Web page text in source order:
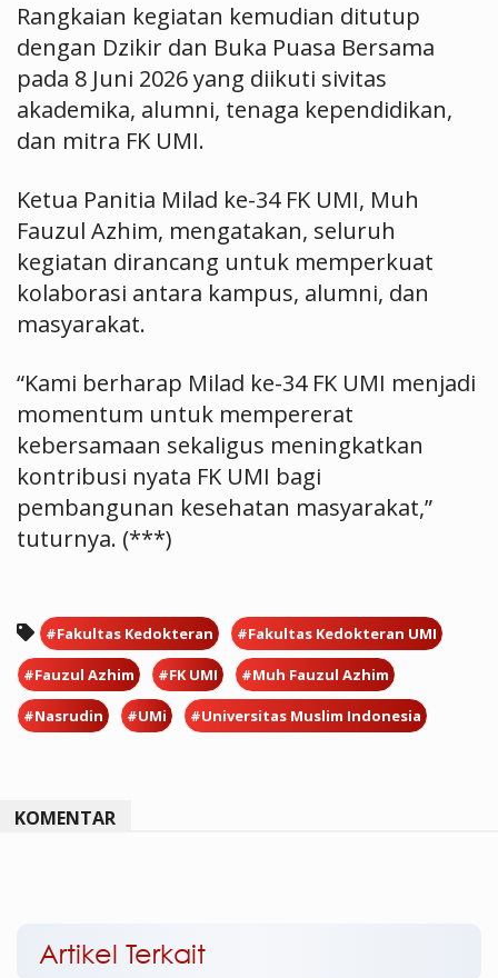
Rangkaian kegiatan kemudian ditutup
dengan Dzikir dan Buka Puasa Bersama
pada 8 Juni 2026 yang diikuti sivitas
akademika, alumni, tenaga kependidikan,
dan mitra FK UMI.
Ketua Panitia Milad ke-34 FK UMI, Muh
Fauzul Azhim, mengatakan, seluruh
kegiatan dirancang untuk memperkuat
kolaborasi antara kampus, alumni, dan
masyarakat.
“Kami berharap Milad ke-34 FK UMI menjadi
momentum untuk mempererat
kebersamaan sekaligus meningkatkan
kontribusi nyata FK UMI bagi
pembangunan kesehatan masyarakat,”
tuturnya. (***)
#Fakultas Kedokteran #Fakultas Kedokteran UMI
#Fauzul Azhim #FK UMI #Muh Fauzul Azhim
#Nasrudin #UMi #Universitas Muslim Indonesia
KOMENTAR
Artikel Terkait